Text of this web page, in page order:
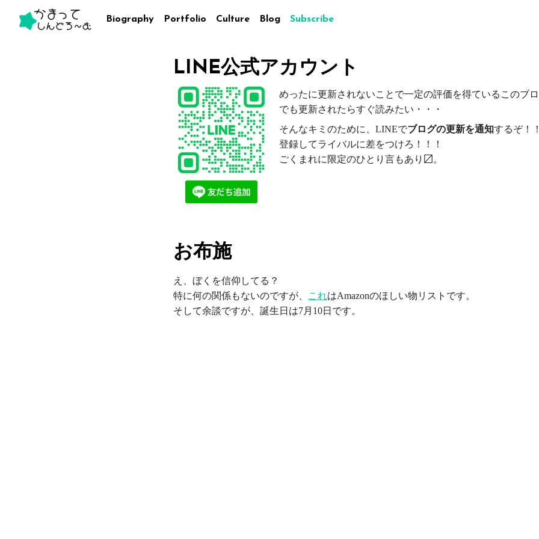
Biography Portfolio Culture Blog Subscribe
LINE公式アカウント
めったに更新されないことで一定の評価を得ているこのブロ
でも更新されたらすぐ読みたい・・・
そんなキミのために、LINEでブログの更新を通知するぞ！
登録してライバルに差をつけろ！！！
ごくまれに限定のひとり言もあり〼。
お布施
え、ぼくを信仰してる？
特に何の関係もないのですが、
これはAmazonのほしい物リストです。
そして余談ですが、誕生日は7月10日です。